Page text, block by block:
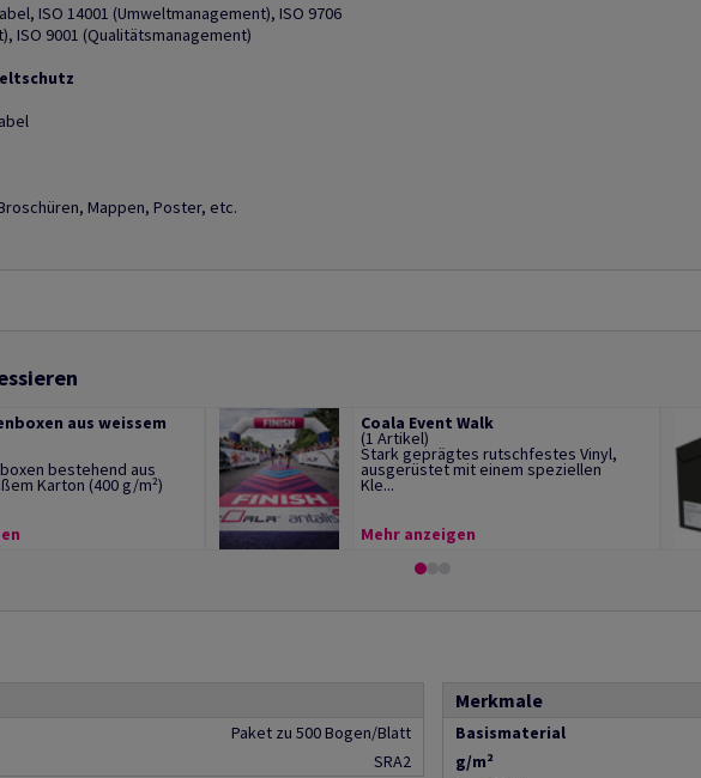
ISO 14001 (Umweltmanagement), ISO 9706
ISO 9001 (Qualitätsmanagement)
Mappen, Poster, etc.
aus weissem
bestehend aus
Karton (400 g/m²)
Coala Event Walk
(1 Artikel)
Stark geprägtes rutschfestes Vinyl,
ausgerüstet mit einem speziellen
Kle...
Mehr anzeigen
Paket zu 500 Bogen/Blatt
SRA2
Merkmale
Basismaterial
g/m²